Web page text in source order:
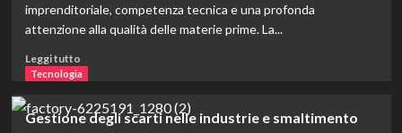
in
estate
imprenditoriale, competenza tecnica e una profonda
attenzione alla qualità delle materie prime. La...
Leggi tuttoLeggi
di
su
Aprire
Tecnologia
Gestione degli scarti nelle industrie e smaltimento